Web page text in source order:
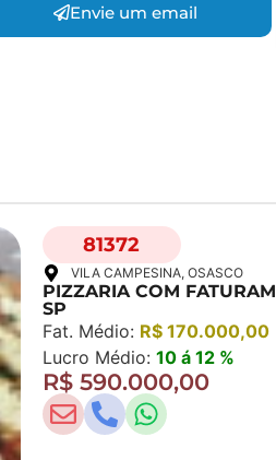
Envie um email
81372
VILA CAMPESINA, OSASCO
PIZZARIA COM
SP
Fat. Médio: R$ 170.000,00
Lucro Médio: 10 á 12 %
R$ 590.000,00